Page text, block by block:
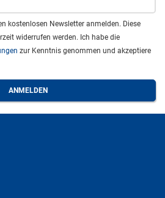
kostenlosen Newsletter anmelden. Diese
widerrufen werden. Ich habe die
zur Kenntnis genommen und akzeptiere